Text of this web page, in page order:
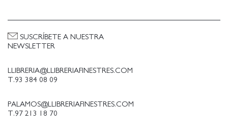
LLIBRERIA@LLIBRERIAFINESTRES.COM
T.93 384 08 09
PALAMOS@LLIBRERIAFINESTRES.COM
T.97 213 18 70
SUSCRÍBETE A NUESTRA
NEWSLETTER